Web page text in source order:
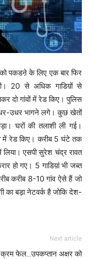
को पकडऩे के लिए एक बार फिर
20 से अधिक गाडिय़ों से
दो गांवों में रेड किए। पुलिस
उधर भागने लगे। कुछ खेतों
घरों की तलाशी ली गई।
में रेड किए। करीब 5 घंटे तक
लिया। एसपी सुरेश चंद्र रावत
हो गए। 5 गाडिय़ां भी जब्त
करीब 8-10 गांव ऐसे हैं जो
का बड़ा नेटवर्क है जोकि देश-
Next article
क्रम फेल…उपकप्तान अक्षर को